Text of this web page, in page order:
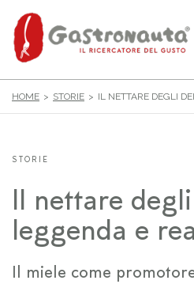
HOME STORIE IL NETTARE DEGLI
STORIE
Il nettare
leggenda e
Il miele come